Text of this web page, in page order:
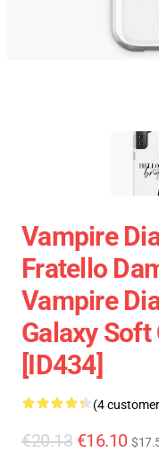
Vampire
Fratello
Vampire
Galaxy Soft
[ID434]
(4
€20.13 €16.10